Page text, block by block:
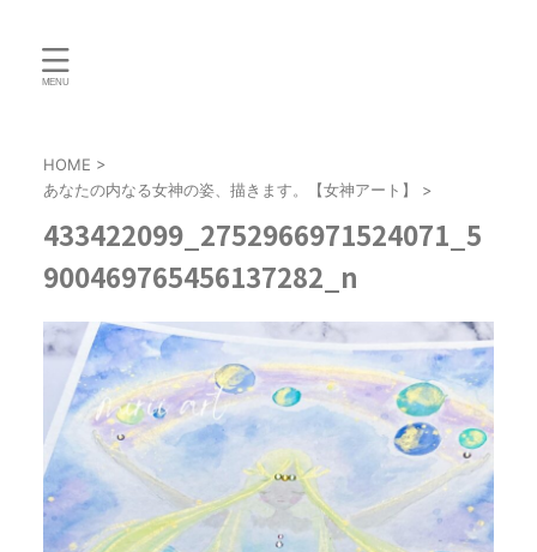
HOME >
あなたの内なる女神の姿、描きます。【女神アート】
>
433422099_2752966971524071_5
900469765456137282_n